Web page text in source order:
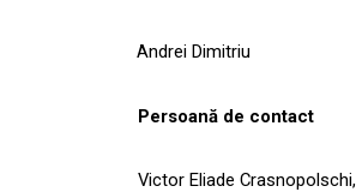
Andrei Dimitriu
Persoană de contact
Victor Eliade Crasnopolschi,